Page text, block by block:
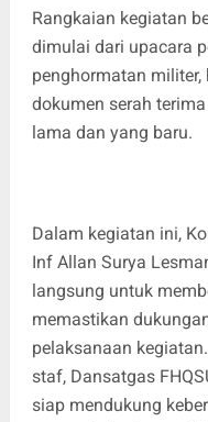
Rangkaian kegiatan
dimulai dari upacara
penghormatan
dokumen serah
lama dan yang baru.
Dalam kegiatan ini,
Inf Allan Surya
langsung untuk
memastikan
pelaksanaan
staf, Dansatgas
siap mendukung